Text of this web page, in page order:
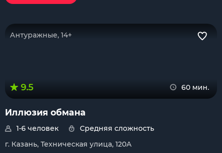
Антуражные, 14+
9.5 60 мин.
Иллюзия обмана
1-6 человек
Средняя сложность
г. Казань, Техническая улица, 120А